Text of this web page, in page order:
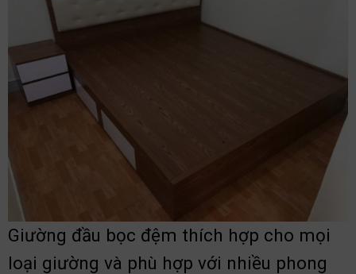
Giường đầu bọc đệm thích hợp cho mọi
loại giường và phù hợp với nhiều phong